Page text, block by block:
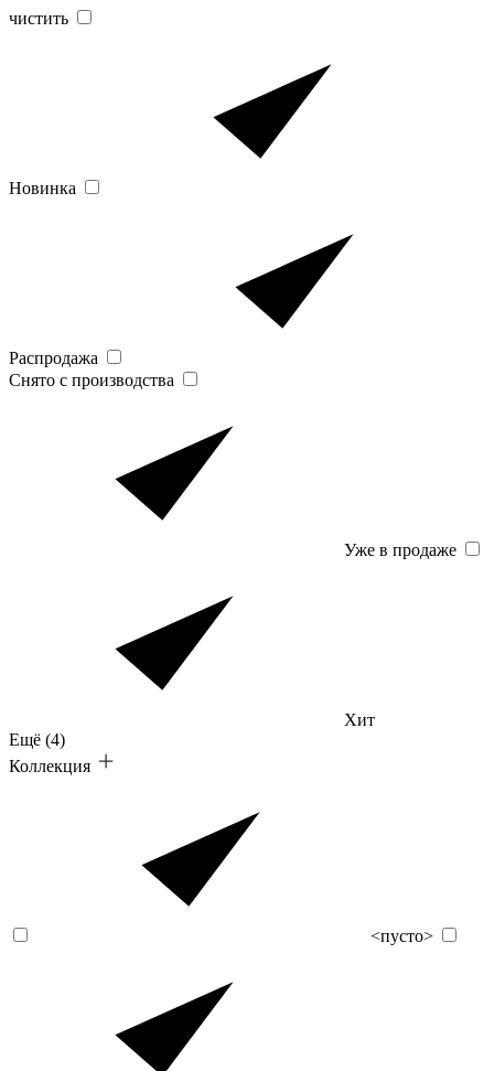
чистить
Новинка
Распродажа
Снято с производства
Уже в продаже
Хит
Ещё (4)
Коллекция
<пусто>